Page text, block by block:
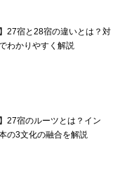
27宿と28宿の違いとは？対
わかりやすく解説
27宿のルーツとは？イン
の3文化の融合を解説